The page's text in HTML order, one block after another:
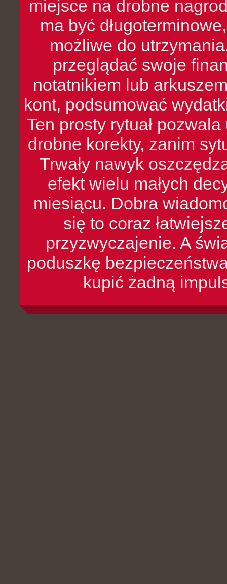
miejsce na drobne
ma być
możliwe do
przeglądać swoje
notatnikiem lub
kont, podsumować
Ten prosty rytuał
drobne korekty, zanim
Trwały nawyk
efekt wielu małych
miesiącu. Dobra
się to coraz
przyzwyczajenie. A
poduszkę
kupić żadną